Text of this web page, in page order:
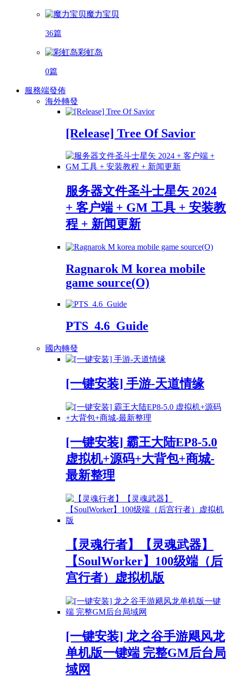
魔力宝贝
36篇
彩虹岛
0篇
服務端發佈
海外轉發
[Release] Tree Of Savior
服务器文件圣斗士星矢 2024
+ 客户端 + GM 工具 + 安装教
程 + 新闻更新
Ragnarok M korea mobile
game source(O)
PTS_4.6_Guide
國內轉發
[一键安装] 手游-天道情缘
[一键安装] 霸王大陆EP8-5.0
虚拟机+源码+大背包+商城-
最新整理
【灵魂行者】【灵魂武器】
【SoulWorker】100级端（后
宫行者）虚拟机版
[一键安装] 龙之谷手游飓风龙
单机版一键端 完整GM后台局
域网